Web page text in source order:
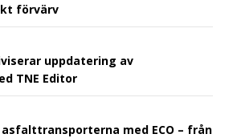
förvärv
uppdatering av
TNE Editor
med ECO – från